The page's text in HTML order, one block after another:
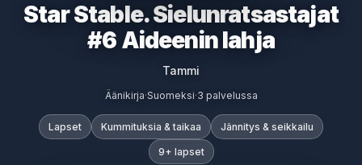
Star Stable. Sielunratsastajat
#6 Aideenin lahja
Tammi
Äänikirja·Suomeksi·3 palvelussa
Lapset Kummituksia & taikaa Jännitys & seikkailu
9+ lapset